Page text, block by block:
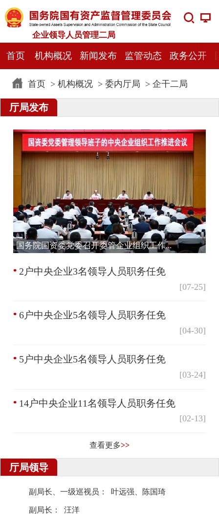
企业领导人员管理二局
首页 机构概况 新闻发布 监管动态 政务公开
首页> 机构概况> 委内厅局 > 企干二局
厅局发布
国务院国资委党委召开委管企业组织工作...
国资委党委召开中央企业援疆干部座谈会...
2户中央企业3名领导人员职务任免
[07-25]
6户中央企业5名领导人员职务任免
[04-30]
5户中央企业5名领导人员职务任免
[03-24]
14户中央企业11名领导人员职务任免
[02-13]
查看更多>>
厅局领导
副局长、一级巡视员： 叶远强、陈国琦
副局长： 汪洋